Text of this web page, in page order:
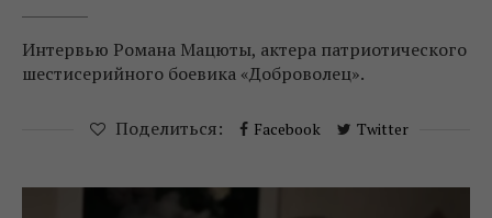
Интервью Романа Мацюты, актера патриотического
шестисерийного боевика «Доброволец».
Поделиться: Facebook Twitter